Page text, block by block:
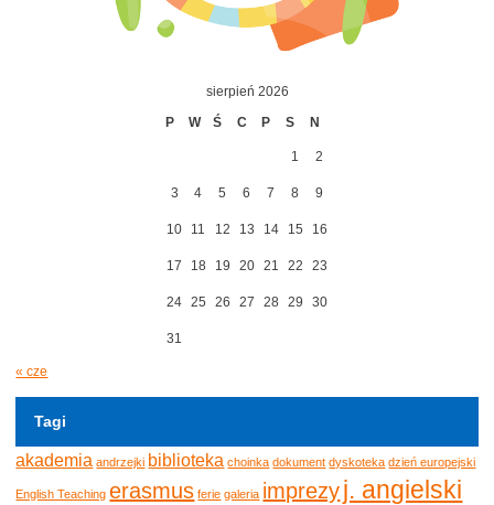
sierpień 2026
P
W Ś C P S N
1 2
3 4 5 6 7 8 9
10 11 12 13 14 15 16
17 18 19 20 21 22 23
24 25 26 27 28 29 30
31
« cze
Tagi
akademia andrzejki biblioteka choinka dokument dyskoteka dzień europejski
English Teaching erasmus ferie galeria imprezyj. angielski